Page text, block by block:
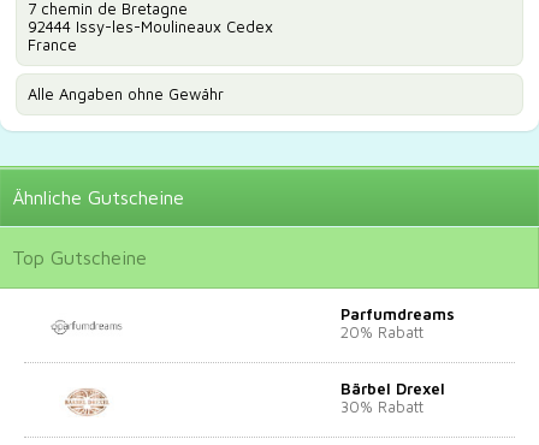
7 chemin de Bretagne
92444 Issy-les-Moulineaux Cedex
France
Alle Angaben ohne Gewähr
Ähnliche Gutscheine
Top Gutscheine
Parfumdreams
20% Rabatt
Bärbel Drexel
30% Rabatt